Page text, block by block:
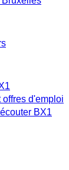
d'emploi
BX1